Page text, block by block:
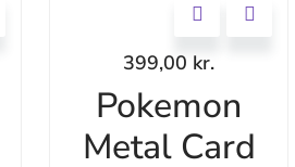
399,00 kr.
Pokemon
Metal Card